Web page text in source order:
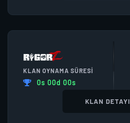
KLAN OYNAMA SÜRESI
0s 00d 00s
KLAN DETAYI